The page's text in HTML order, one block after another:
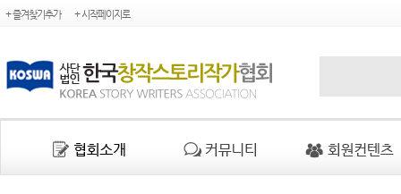
+ 즐겨찾기추가 + 시작페이지로